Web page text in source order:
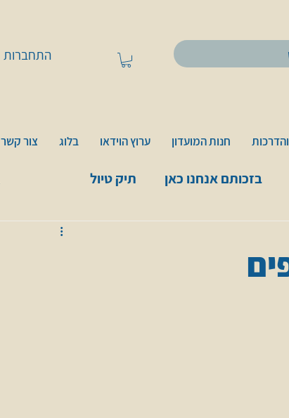
התחברות
חנות המועדון ערוץ הוידאו בלוג צור קשר
בזכותם אנחנו כאן תיק טיול